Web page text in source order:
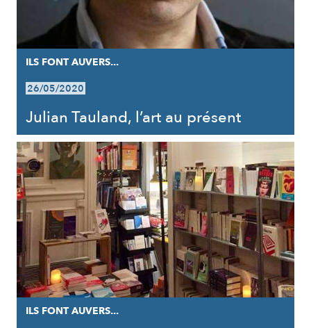
ILS FONT AUVERS...
26/05/2020
Julian Tauland, l’art au présent
ILS FONT AUVERS...